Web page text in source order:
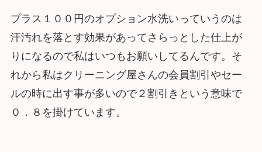
プラス１００円のオプション水洗いっていうのは
汗汚れを落とす効果があってさらっとした仕上が
りになるので私はいつもお願いしてるんです。そ
れから私はクリーニング屋さんの会員割引やセー
ルの時に出す事が多いので２割引きという意味で
０．８を掛けています。